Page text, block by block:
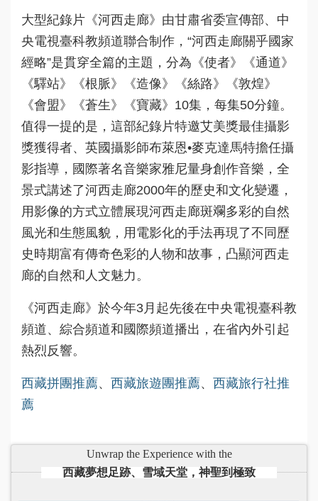
大型紀錄片《河西走廊》由甘肅省委宣傳部、中
央電視臺科教頻道聯合制作，“河西走廊關乎國家
經略”是貫穿全篇的主題，分為《使者》《通道》
《驛站》《根脈》《造像》《絲路》《敦煌》
《會盟》《蒼生》《寶藏》10集，每集50分鐘。
值得一提的是，這部紀錄片特邀艾美獎最佳攝影
獎獲得者、英國攝影師布萊恩•麥克達馬特擔任攝
影指導，國際著名音樂家雅尼量身創作音樂，全
景式講述了河西走廊2000年的歷史和文化變遷，
用影像的方式立體展現河西走廊斑斕多彩的自然
風光和生態風貌，用電影化的手法再現了不同歷
史時期富有傳奇色彩的人物和故事，凸顯河西走
廊的自然和人文魅力。
《河西走廊》於今年3月起先後在中央電視臺科教
頻道、綜合頻道和國際頻道播出，在省內外引起
熱烈反響。
西藏拼團推薦、 西藏旅遊團推薦、 西藏旅行社推
薦
Unwrap the Experience with the
西藏夢想足跡、雪域天堂，神聖到極致